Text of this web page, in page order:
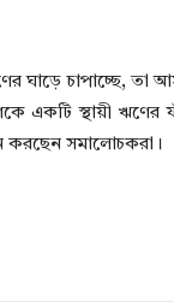
ঘাড়ে চাপাচ্ছে, তা
একটি স্থায়ী ঋণের
করছেন সমালোচকরা।